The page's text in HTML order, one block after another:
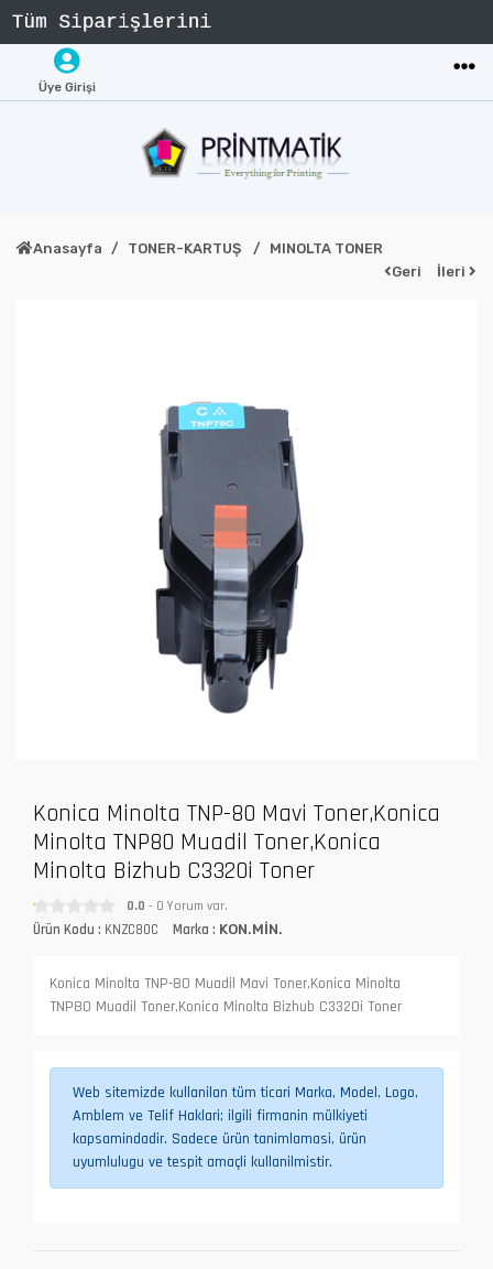
Üye Girişi
Anasayfa TONER-KARTUŞ
MINOLTA TONER
Geri
İleri
Konica Minolta TNP-80 Mavi Toner,Konica
Minolta TNP80 Muadil Toner,Konica
Minolta Bizhub C3320i Toner
0.0 - 0 Yorum var.
Ürün Kodu : KNZC80C Marka : KON.MİN.
Konica Minolta TNP-80 Muadil Mavi Toner,Konica Minolta
TNP80 Muadil Toner,Konica Minolta Bizhub C3320i Toner
Web sitemizde kullanilan tüm ticari Marka, Model, Logo,
Amblem ve Telif Haklari; ilgili firmanin mülkiyeti
kapsamindadir. Sadece ürün tanimlamasi, ürün
uyumlulugu ve tespit amaçli kullanilmistir.